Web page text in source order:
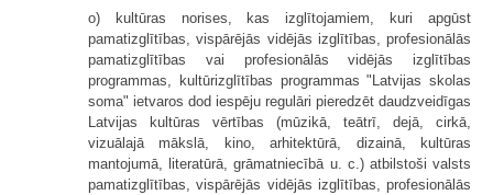
o) kultūras norises, kas izglītojamiem, kuri apgūst
pamatizglītības, vispārējās vidējās izglītības, profesionālās
pamatizglītības vai profesionālās vidējās izglītības
programmas, kultūrizglītības programmas "Latvijas skolas
soma" ietvaros dod iespēju regulāri pieredzēt daudzveidīgas
Latvijas kultūras vērtības (mūzikā, teātrī, dejā, cirkā,
vizuālajā mākslā, kino, arhitektūrā, dizainā, kultūras
mantojumā, literatūrā, grāmatniecībā u. c.) atbilstoši valsts
pamatizglītības, vispārējās vidējās izglītības, profesionālās